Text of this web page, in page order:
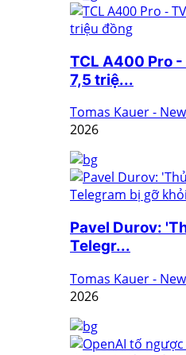
TCL A400 Pro
7,5 triệ...
Tomas Kauer -
2026
Pavel Durov:
Telegr...
Tomas Kauer -
2026